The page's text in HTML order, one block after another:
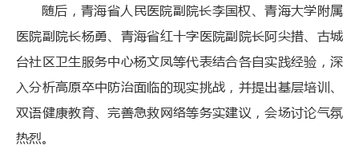
随后，青海省人民医院副院长李国权、青海大学附属
医院副院长杨勇、青海省红十字医院副院长阿尖措、古城
台社区卫生服务中心杨文凤等代表结合各自实践经验，深
入分析高原卒中防治面临的现实挑战，并提出基层培训、
双语健康教育、完善急救网络等务实建议，会场讨论气氛
热烈。